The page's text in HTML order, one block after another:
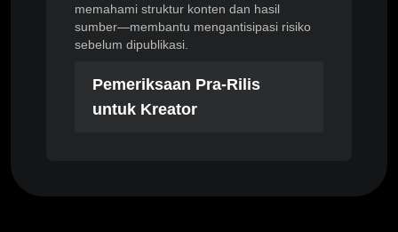
memahami struktur konten dan hasil
sumber—membantu mengantisipasi risiko
sebelum dipublikasi.
Pemeriksaan Pra-Rilis
untuk Kreator